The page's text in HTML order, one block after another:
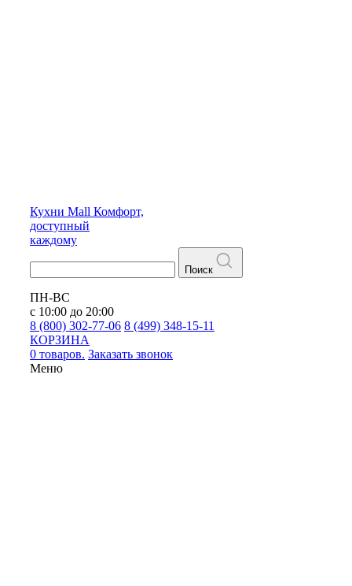
Кухни Mall Комфорт,
доступный
каждому
Поиск
ПН-ВС
с 10:00 до 20:00
8 (800) 302-77-06 8 (499) 348-15-11
КОРЗИНА
0 товаров. Заказать звонок
Меню